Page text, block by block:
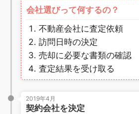
会社選びって何するの？
不動産会社に査定依頼
訪問日時の決定
売却に必要な書類の確認
査定結果を受け取る
2019年4月
契約会社を決定